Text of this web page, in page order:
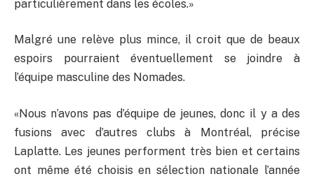
particulièrement dans les écoles.»
Malgré une relève plus mince, il croit que de beaux
espoirs pourraient éventuellement se joindre à
l’équipe masculine des Nomades.
«Nous n’avons pas d’équipe de jeunes, donc il y a des
fusions avec d’autres clubs à Montréal, précise
Laplatte. Les jeunes performent très bien et certains
ont même été choisis en sélection nationale l’année